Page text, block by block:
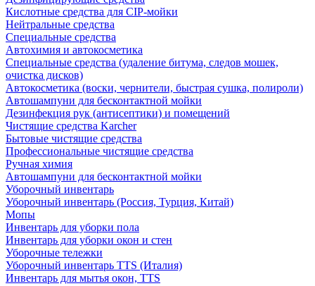
Кислотные средства для CIP-мойки
Нейтральные средства
Специальные средства
Автохимия и автокосметика
Специальные средства (удаление битума, следов мошек,
очистка дисков)
Автокосметика (воски, чернители, быстрая сушка, полироли)
Автошампуни для бесконтактной мойки
Дезинфекция рук (антисептики) и помещений
Чистящие средства Karcher
Бытовые чистящие средства
Профессиональные чистящие средства
Ручная химия
Автошампуни для бесконтактной мойки
Уборочный инвентарь
Уборочный инвентарь (Россия, Турция, Китай)
Мопы
Инвентарь для уборки пола
Инвентарь для уборки окон и стен
Уборочные тележки
Уборочный инвентарь TTS (Италия)
Инвентарь для мытья окон, TTS